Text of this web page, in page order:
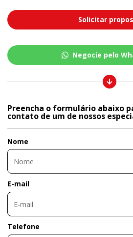
Solicitar
Negocie pelo
Preencha o formulário abaixo
contato de um de nossos
Nome
E-mail
Telefone